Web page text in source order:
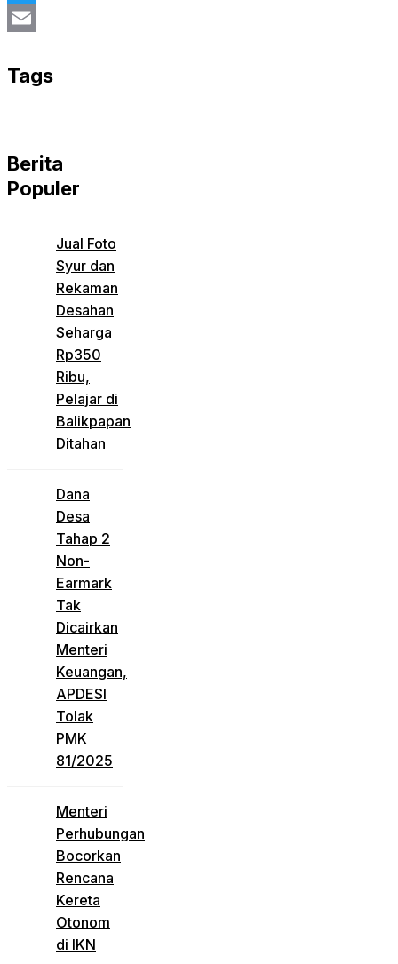
Twitter
Tags
Berita
Populer
Jual Foto
Syur dan
Rekaman
Desahan
Seharga
Rp350
Ribu,
Pelajar di
Balikpapan
Ditahan
Dana
Desa
Tahap 2
Non-
Earmark
Tak
Dicairkan
Menteri
Keuangan,
APDESI
Tolak
PMK
81/2025
Menteri
Perhubungan
Bocorkan
Rencana
Kereta
Otonom
di IKN